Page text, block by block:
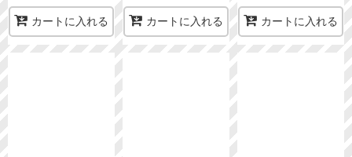
カートに入れる カートに入れる カートに入れる